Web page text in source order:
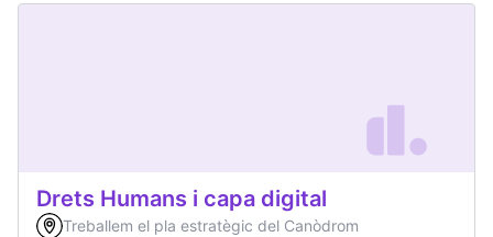
Drets Humans i capa digital
Treballem el pla estratègic del Canòdrom